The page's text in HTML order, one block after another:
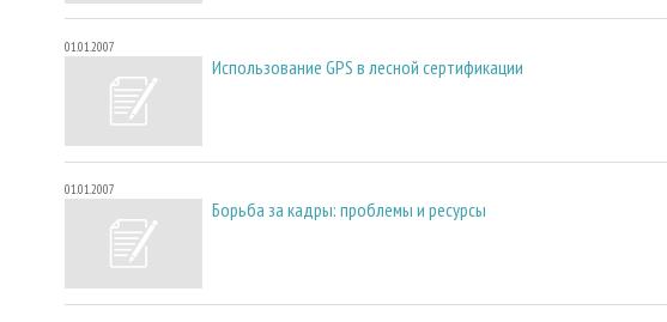
01.01.2007
Использование GPS в лесной сертификации
01.01.2007
Борьба за кадры: проблемы и ресурсы